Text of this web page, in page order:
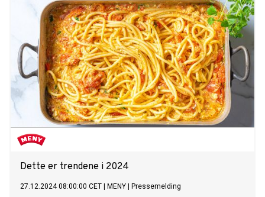
Dette er trendene i 2024
27.12.2024 08:00:00 CET MENY Pressemelding